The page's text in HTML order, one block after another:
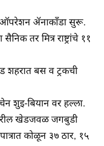
ॲनाकाँडा सुरू.
तर मित्र राष्ट्रांचे ११
शहरात बस व ट्रकची
चेन शुइ-बियान वर हल्ला.
खेडजवळ जगबुडी
कोळून ३७ ठार, १५